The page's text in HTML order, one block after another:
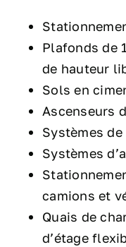
Plafonds de
de hauteur
Sols en
Ascenseurs
Systèmes
Systèmes
camions et
Quais de
d’étage